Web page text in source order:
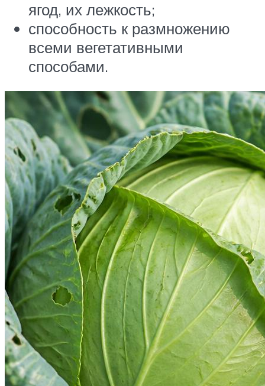
ягод, их лежкость;
способность к размножению
всеми вегетативными
способами.